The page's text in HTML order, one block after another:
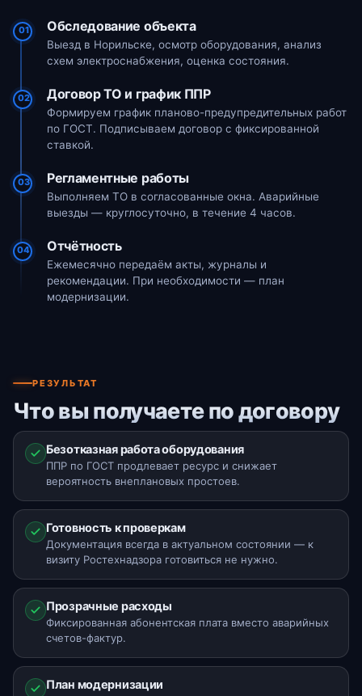
01 Обследование объекта
Выезд в Норильске, осмотр оборудования, анализ
схем электроснабжения, оценка состояния.
02 Договор ТО и график ППР
Формируем график планово-предупредительных работ
по ГОСТ. Подписываем договор с фиксированной
ставкой.
03 Регламентные работы
Выполняем ТО в согласованные окна. Аварийные
выезды — круглосуточно, в течение 4 часов.
04 Отчётность
Ежемесячно передаём акты, журналы и
рекомендации. При необходимости — план
модернизации.
РЕЗУЛЬТАТ
Что вы получаете по договору
Безотказная работа оборудования
ППР по ГОСТ продлевает ресурс и снижает
вероятность внеплановых простоев.
Готовность к проверкам
Документация всегда в актуальном состоянии — к
визиту Ростехнадзора готовиться не нужно.
Прозрачные расходы
Фиксированная абонентская плата вместо аварийных
счетов-фактур.
План модернизации